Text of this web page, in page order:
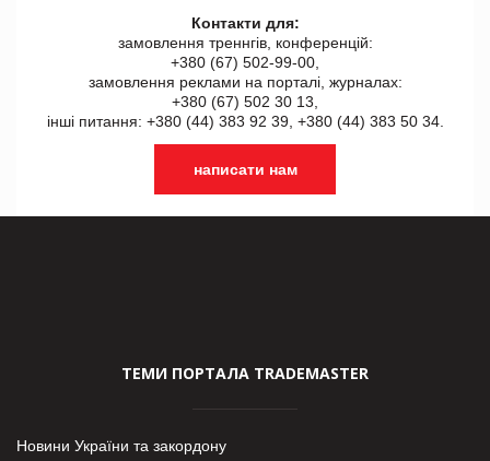
Контакти для:
замовлення треннгів, конференцій:
+380 (67) 502-99-00,
замовлення реклами на порталі, журналах:
+380 (67) 502 30 13,
інші питання: +380 (44) 383 92 39, +380 (44) 383 50 34.
написати нам
ТЕМИ ПОРТАЛА TRADEMASTER
Новини України та закордону